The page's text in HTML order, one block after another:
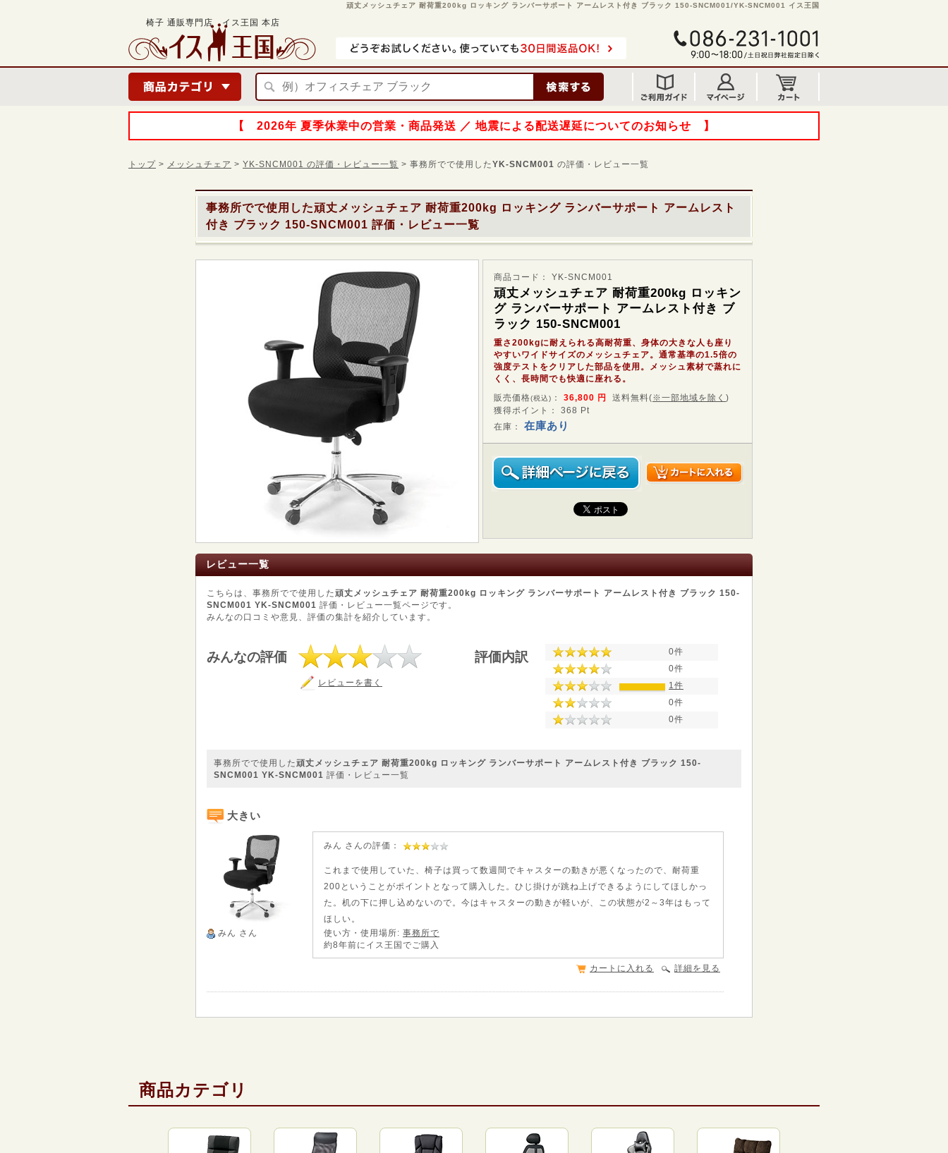
頑丈メッシュチェア 耐荷重200kg ロッキング ランバーサポート アームレスト付き ブラック 150-SNCM001/YK-SNCM001 イス王国
椅子 通販専門店 イス王国 本店
【 2026年 夏季休業中の営業・商品発送 ／ 地震による配送遅延についてのお知らせ 】
トップ > メッシュチェア > YK-SNCM001 の評価・レビュー一覧 > 事務所でで使用したYK-SNCM001 の評価・レビュー一覧
事務所でで使用した頑丈メッシュチェア 耐荷重200kg ロッキング ランバーサポート アームレスト
付き ブラック 150-SNCM001 評価・レビュー一覧
商品コード： YK-SNCM001
頑丈メッシュチェア 耐荷重200kg ロッキン
グ ランバーサポート アームレスト付き ブ
ラック 150-SNCM001
重さ200kgに耐えられる高耐荷重、身体の大きな人も座り
やすいワイドサイズのメッシュチェア。通常基準の1.5倍の
強度テストをクリアした部品を使用。メッシュ素材で蒸れに
くく、長時間でも快適に座れる。
販売価格(税込) ： 36,800 円 送料無料(※一部地域を除く )
獲得ポイント： 368 Pt
在庫： 在庫あり
レビュー一覧
こちらは、事務所でで使用した頑丈メッシュチェア 耐荷重200kg ロッキング ランバーサポート アームレスト付き ブラック 150-
SNCM001 YK-SNCM001 評価・レビュー一覧ページです。
みんなの口コミや意見、評価の集計を紹介しています。
みんなの評価
レビューを書く
評価内訳
0件
0件
1件
0件
0件
事務所でで使用した頑丈メッシュチェア 耐荷重200kg ロッキング ランバーサポート アームレスト付き ブラック 150-
SNCM001 YK-SNCM001 評価・レビュー一覧
大きい
みん さん
みん さんの評価：
これまで使用していた、椅子は買って数週間でキャスターの動きが悪くなったので、耐荷重
200ということがポイントとなって購入した。ひじ掛けが跳ね上げできるようにしてほしかっ
た。机の下に押し込めないので。今はキャスターの動きが軽いが、この状態が2～3年はもって
ほしい。
使い方・使用場所: 事務所で
約8年前にイス王国でご購入
詳細を見る
カートに入れる
商品カテゴリ